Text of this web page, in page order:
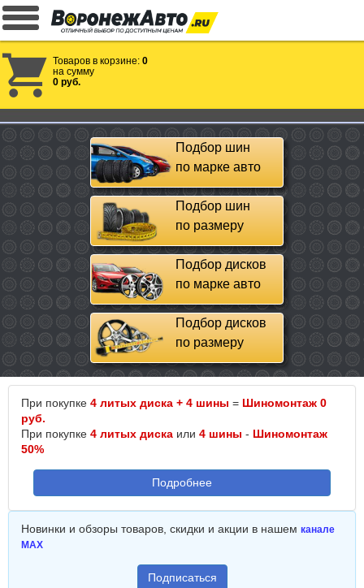
Товаров в корзине: 0
на сумму
0 руб.
Подбор шин
по марке авто
Подбор шин
по размеру
Подбор дисков
по марке авто
Подбор дисков
по размеру
При покупке 4 литых диска + 4 шины = Шиномонтаж 0
руб.
При покупке 4 литых диска или 4 шины - Шиномонтаж
50%
Подробнее
Новинки и обзоры товаров, скидки и акции в нашем канале
MAX
Подписаться